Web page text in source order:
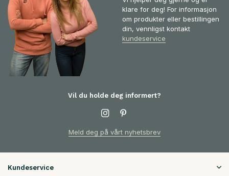
klare for deg! For informasjon
om produkter eller bestillingen
din, vennligst kontakt
kundeservice
Vil du holde deg informert?
Meld deg på vårt nyhetsbrev
Kundeservice